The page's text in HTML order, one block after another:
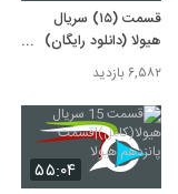
قسمت (۱۵) سریال
هیولا (دانلود رایگان)
(بدون سانسور) قسمت
پانزدهم هیولا
۶,۵۸۲ بازدید
۵۵:۰۴